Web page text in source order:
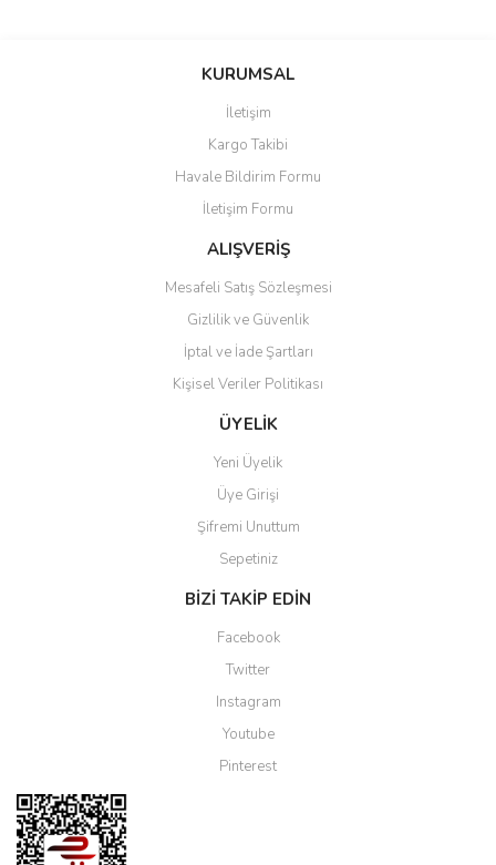
KURUMSAL
İletişim
Kargo Takibi
Havale Bildirim Formu
İletişim Formu
ALIŞVERİŞ
Mesafeli Satış Sözleşmesi
Gizlilik ve Güvenlik
İptal ve İade Şartları
Kişisel Veriler Politikası
ÜYELİK
Yeni Üyelik
Üye Girişi
Şifremi Unuttum
Sepetiniz
BİZİ TAKİP EDİN
Facebook
Twitter
Instagram
Youtube
Pinterest